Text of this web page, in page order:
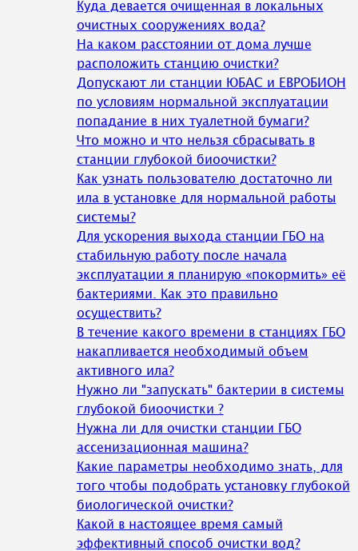
Куда девается очищенная в локальных
очистных сооружениях вода?
На каком расстоянии от дома лучше
расположить станцию очистки?
Допускают ли станции ЮБАС и ЕВРОБИОН
по условиям нормальной эксплуатации
попадание в них туалетной бумаги?
Что можно и что нельзя сбрасывать в
станции глубокой биоочистки?
Как узнать пользователю достаточно ли
ила в установке для нормальной работы
системы?
Для ускорения выхода станции ГБО на
стабильную работу после начала
эксплуатации я планирую «покормить» её
бактериями. Как это правильно
осуществить?
В течение какого времени в станциях ГБО
накапливается необходимый объем
активного ила?
Нужно ли "запускать" бактерии в системы
глубокой биоочистки ?
Нужна ли для очистки станции ГБО
ассенизационная машина?
Какие параметры необходимо знать, для
того чтобы подобрать установку глубокой
биологической очистки?
Какой в настоящее время самый
эффективный способ очистки вод?